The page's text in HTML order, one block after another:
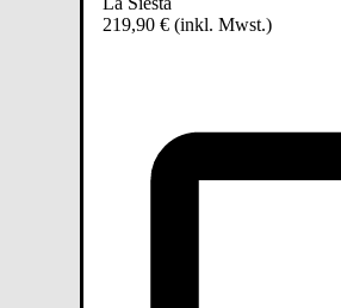
219,90 € (inkl. Mwst.)